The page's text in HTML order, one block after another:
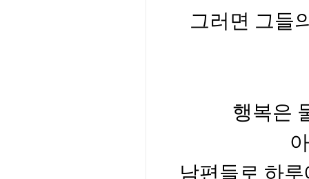
그러면 그들
행복은
남편들로 하